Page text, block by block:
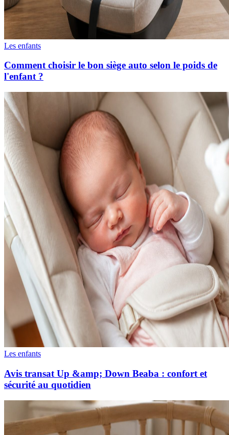
Les enfants
Comment choisir le bon siège auto selon le poids de
l'enfant ?
Les enfants
Avis transat Up &amp; Down Beaba : confort et
sécurité au quotidien